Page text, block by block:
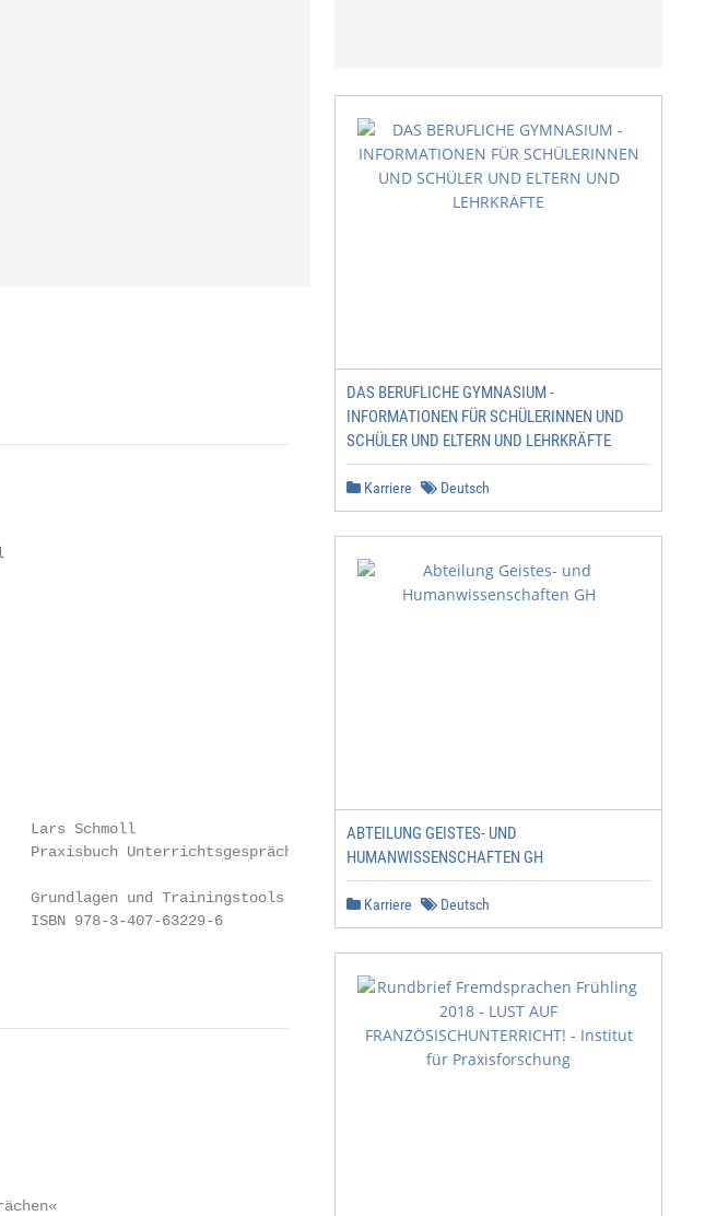
Lars Schmoll
Praxisbuch Unterrichtsgespräch
Grundlagen und Trainingstools
ISBN 978-3-407-63229-6
DAS BERUFLICHE GYMNASIUM -
INFORMATIONEN FÜR SCHÜLERINNEN UND
SCHÜLER UND ELTERN UND LEHRKRÄFTE
Karriere Deutsch
ABTEILUNG GEISTES- UND
HUMANWISSENSCHAFTEN GH
Karriere Deutsch